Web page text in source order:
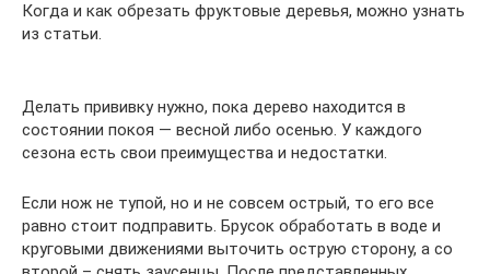
Когда и как обрезать фруктовые деревья, можно узнать
из статьи.
Делать прививку нужно, пока дерево находится в
состоянии покоя — весной либо осенью. У каждого
сезона есть свои преимущества и недостатки.
Если нож не тупой, но и не совсем острый, то его все
равно стоит подправить. Брусок обработать в воде и
круговыми движениями выточить острую сторону, а со